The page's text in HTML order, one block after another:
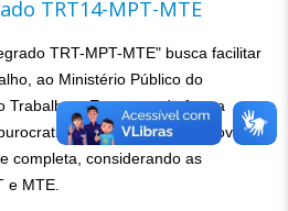
TRT14-MPT-MTE
TRT-MPT-MTE" busca facilitar
ao Ministério Público do
Trabalho e Emprego, de forma
bem como promover
completa, considerando as
e MTE.